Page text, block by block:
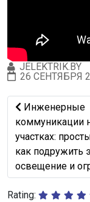
JELEKTRIK.BY
26 СЕНТЯБРЯ
Предыдущий:
Инженерные
коммуникации
участках:
как подружить
освещение и
Rating: